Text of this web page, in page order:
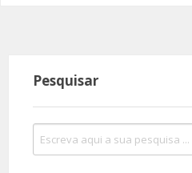
Pesquisar